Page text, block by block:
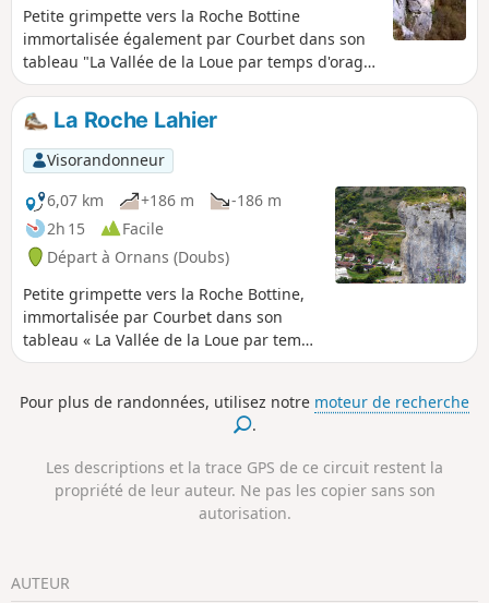
Petite grimpette vers la Roche Bottine
immortalisée également par Courbet dans son
tableau "La Vallée de la Loue par temps d'orage,
vers 1849", sa forme particulière a inspiré son
nom. En chemin, vous découvrirez le point de
vue de la Roche Lahier sur l'amont de la vallée
de la Loue en direction de Montgesoye.
La Roche Lahier
Visorandonneur
6,07 km
+186 m
-186 m
2h 15
Facile
Départ à Ornans (Doubs)
Petite grimpette vers la Roche Bottine,
immortalisée par Courbet dans son
tableau « La Vallée de la Loue par temps
d’orage ». Sa silhouette singulière,
bord du vide, lui a donné son nom. Ce
belvédère offre un panorama à 180° sur
ainsi que sur l’amont et l’aval de la vallée
de la Loue. En chemin, vous découvrirez
le point de vue de la Roche Lahier, un
Montgesoye.
Pour plus de randonnées, utilisez notre moteur de recherche
.
Les descriptions et la trace GPS de ce circuit restent la
propriété de leur auteur. Ne pas les copier sans son
autorisation.
AUTEUR